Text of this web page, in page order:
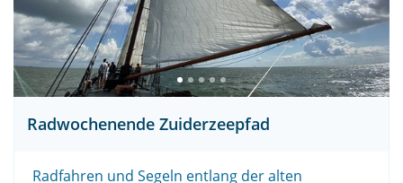
Radwochenende Zuiderzeepfad
Radfahren und Segeln entlang der alten